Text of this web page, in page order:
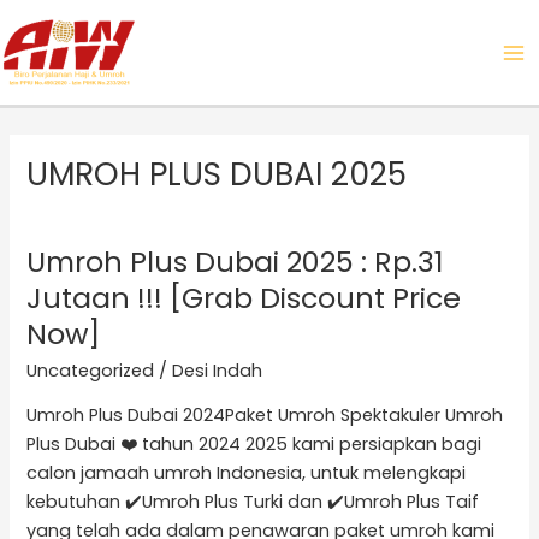
to
content
UMROH PLUS DUBAI 2025
Umroh Plus Dubai 2025 : Rp.31
Jutaan !!! [Grab Discount Price
Now]
Uncategorized /Desi Indah
Umroh Plus Dubai 2024Paket Umroh Spektakuler Umroh
Plus Dubai ❤️ tahun 2024 2025 kami persiapkan bagi
calon jamaah umroh Indonesia, untuk melengkapi
kebutuhan ✔️Umroh Plus Turki dan ✔️Umroh Plus Taif
yang telah ada dalam penawaran paket umroh kami
Umroh
Plus
Dubai
2025
:
Jutaan
[Grab
Discount